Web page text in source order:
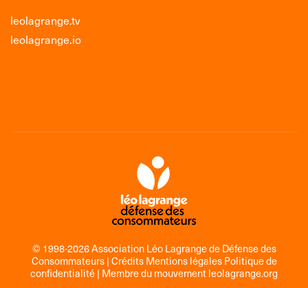
leolagrange.tv
leolagrange.io
© 1998-2026 Association Léo Lagrange de Défense des
Consommateurs | Crédits Mentions légales Politique de
confidentialité | Membre du mouvement leolagrange.org